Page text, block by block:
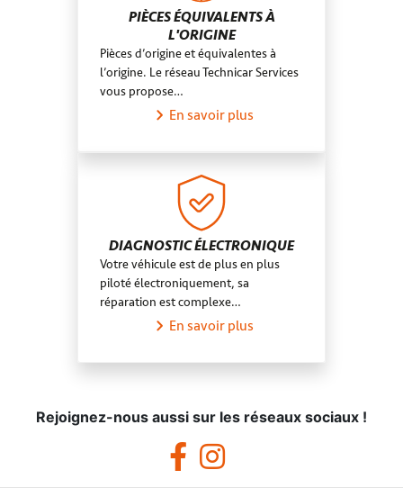
4,6
124 avis
Ouvre à 08:30
14 Rue Nicolas Leclerc 78250 Meulan-En-Yvelines
01 30 91 46 70
Prendre RDV
GAZERAN AUTO À GAZERAN
39 avis
Ouvre à 09:00
1 bis Av. du Général de Gaulle 78125 Gazeran
09 78 80 53 11
Prendre RDV
PIÈCES ÉQUIVALENTS À
L'ORIGINE
Pièces d’origine et équivalentes à
l’origine. Le réseau Technicar Services
vous propose…
En savoir plus
DIAGNOSTIC ÉLECTRONIQUE
Votre véhicule est de plus en plus
piloté électroniquement, sa
réparation est complexe…
En savoir plus
Rejoignez-nous aussi sur les réseaux sociaux !